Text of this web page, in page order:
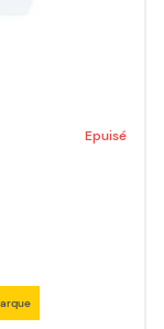
Epuisé